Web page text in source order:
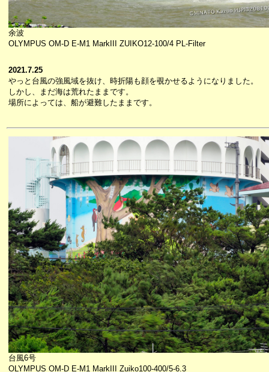
余波
OLYMPUS OM-D E-M1 MarkIII ZUIKO12-100/4 PL-Filter
2021.7.25
やっと台風の強風域を抜け、時折陽も顔を覗かせるようになりました。
しかし、まだ海は荒れたままです。
場所によっては、船が避難したままです。
台風6号
OLYMPUS OM-D E-M1 MarkIII Zuiko100-400/5-6.3